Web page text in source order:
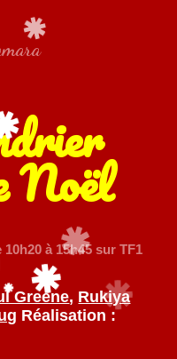
Noël
10h20 à 15h45 sur TF1
Greene, Rukiya
Réalisation :